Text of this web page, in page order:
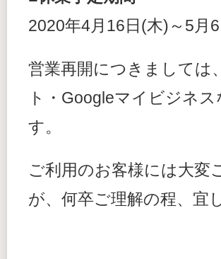
2020年4月16日(木)～5月
営業再開につきましては
ト・Googleマイビジネ
す。
ご利用のお客様には大変
が、何卒ご理解の程、宜